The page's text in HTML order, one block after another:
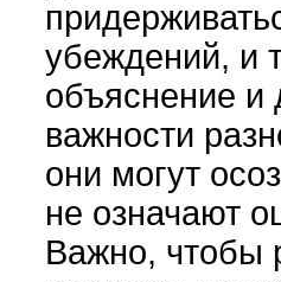
убеждений, и
объяснение и
важности
они могут
не означают
Важно, чтобы